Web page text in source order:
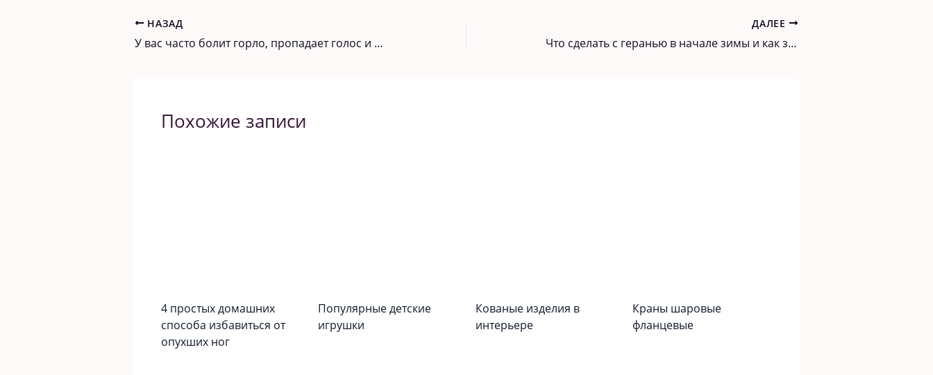
НАЗАД
У вас часто болит горло, пропадает голос и мучает кашель? Вот как избавиться от этих проблем за ночь, просто и легко!
ДАЛЕЕ
Что сделать с геранью в начале зимы и как заставить ее цвести
Похожие записи
4 простых домашних
способа избавиться от
опухших ног
Популярные детские
игрушки
Кованые изделия в
интерьере
Краны шаровые
фланцевые